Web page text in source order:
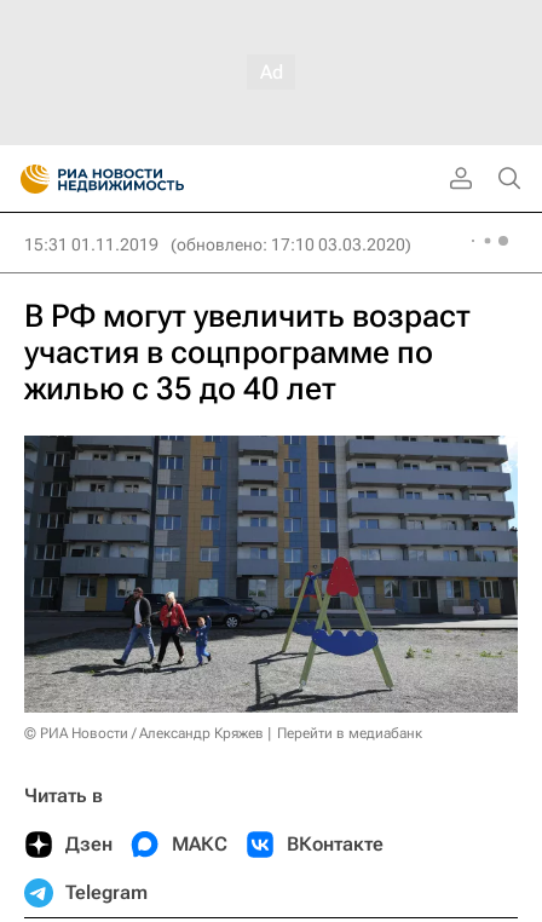
15:31 01.11.2019 (обновлено: 17:10 03.03.2020)
В РФ могут увеличить возраст
участия в соцпрограмме по
жилью с 35 до 40 лет
© РИА Новости / Александр Кряжев Перейти в медиабанк
Читать в
Дзен МАКС ВКонтакте
Telegram